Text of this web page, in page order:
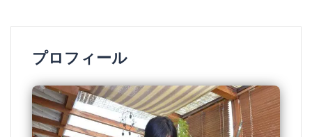
プロフィール